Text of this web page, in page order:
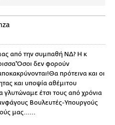
από την συμπαθή ΝΔ? Η κ
δεν φορούν
πρότεινα και οι
και υποψία αθέμιτου
γλυτώναμε έτσι τους από χρόνια
Βουλευτές-Υπουργούς
μας......